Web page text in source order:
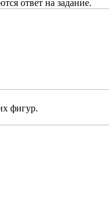
ответ на задание.
фигур.